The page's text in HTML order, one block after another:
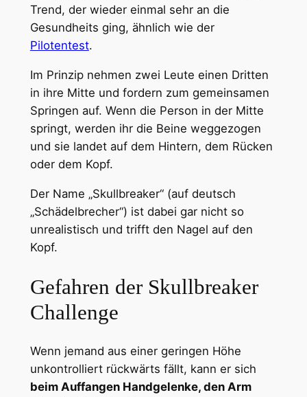
Trend, der wieder einmal sehr an die
Gesundheits ging, ähnlich wie der
Pilotentest.
Im Prinzip nehmen zwei Leute einen Dritten
in ihre Mitte und fordern zum gemeinsamen
Springen auf. Wenn die Person in der Mitte
springt, werden ihr die Beine weggezogen
und sie landet auf dem Hintern, dem Rücken
oder dem Kopf.
Der Name „Skullbreaker“ (auf deutsch
„Schädelbrecher“) ist dabei gar nicht so
unrealistisch und trifft den Nagel auf den
Kopf.
Gefahren der Skullbreaker
Challenge
Wenn jemand aus einer geringen Höhe
unkontrolliert rückwärts fällt, kann er sich
beim Auffangen Handgelenke, den Arm